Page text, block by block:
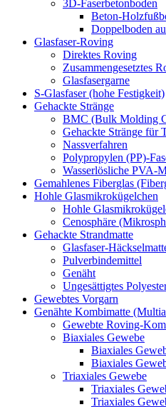
3D-Faserbetonboden
Beton-
Doppelboden
Glasfaser-Roving
Direktes Roving
Zusammengesetztes
Glasfasergarne
S-Glasfaser (hohe Festigkeit)
Gehackte Stränge
BMC (Bulk Molding
Gehackte Stränge für
Nassverfahren
Polypropylen (PP)-
Wasserlösliche PVA-
Gemahlenes Fiberglas
Hohle Glasmikrokügelchen
Hohle
Cenosphäre
Gehackte Strandmatte
Glasfaser-
Pulverbindemittel
Genäht
Ungesättigtes
Gewebtes Vorgarn
Genähte Kombimatte
Gewebte Roving-
Biaxiales Gewebe
Biaxiales
Biaxiales
Triaxiales Gewebe
Triaxiales
Triaxiales